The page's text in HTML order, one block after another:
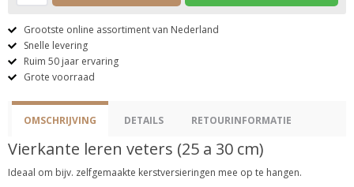
Grootste online assortiment van Nederland
Snelle levering
Ruim 50 jaar ervaring
Grote voorraad
OMSCHRIJVING DETAILS RETOURINFORMATIE
Vierkante leren veters (25 a 30 cm)
Ideaal om bijv. zelfgemaakte kerstversieringen mee op te hangen.